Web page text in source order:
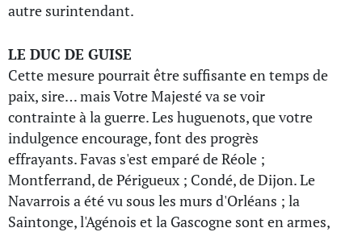
autre surintendant.
LE DUC DE GUISE
Cette mesure pourrait être suffisante en temps de
paix, sire… mais Votre Majesté va se voir
contrainte à la guerre. Les huguenots, que votre
indulgence encourage, font des progrès
effrayants. Favas s'est emparé de Réole ;
Montferrand, de Périgueux ; Condé, de Dijon. Le
Navarrois a été vu sous les murs d'Orléans ; la
Saintonge, l'Agénois et la Gascogne sont en armes,